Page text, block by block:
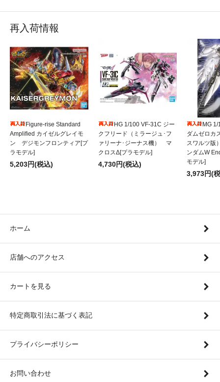
再入荷情報
Figure-rise Standard
Amplified カイゼルグレイモ
ン デジモンフロンティア[プ
ラモデル]
5,203円(税込)
HG 1/100 VF-31C ジー
クフリード（ミラージュ･フ
ァリーナ･ジーナス機） マ
クロスΔ[プラモデル]
4,730円(税込)
MG
ダムゼロカ
スワルツ版
ンダムW
モデル]
3,973円(
ホーム
店舗へのアクセス
カートを見る
特定商取引法に基づく表記
プライバシーポリシー
お問い合わせ